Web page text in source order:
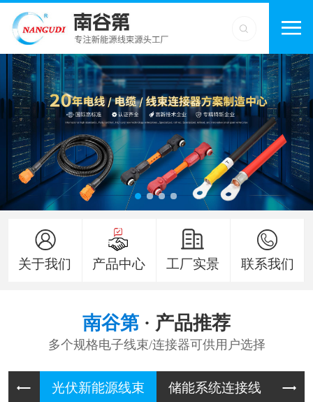
关于我们 产品中心 工厂实景 联系我们
南谷第 · 产品推荐
多个规格电子线束/连接器可供用户选择
光伏新能 储能系统 UPS-